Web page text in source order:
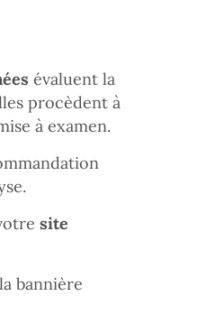
évaluent la
procèdent à
à examen.
site
bannière